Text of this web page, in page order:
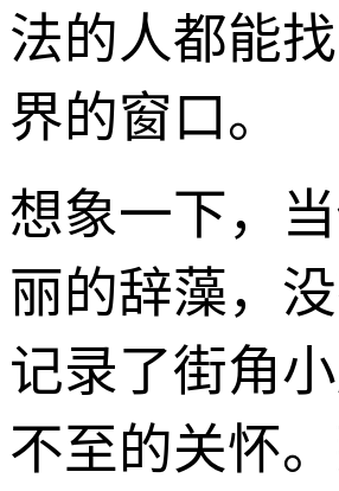
法的人都能
界的窗口。
想象一下，
丽的辞藻，
记录了街角
不至的关怀